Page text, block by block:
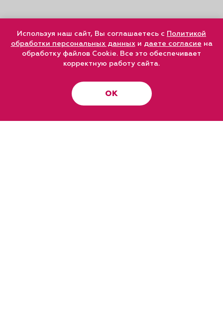
Используя наш сайт, Вы соглашаетесь с Политикой
обработки персональных данныхи даете согласие на
обработку файлов Cookie. Все это обеспечивает
корректную работу сайта.
ОК